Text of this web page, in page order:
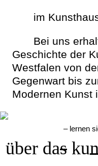
im
Bei uns
Geschichte der
Westfalen von
Gegenwart bis
Modernen Kunst
– lernen
über dasku